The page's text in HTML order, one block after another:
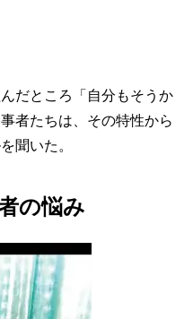
だところ「自分もそうか
者たちは、その特性から
聞いた。
の悩み